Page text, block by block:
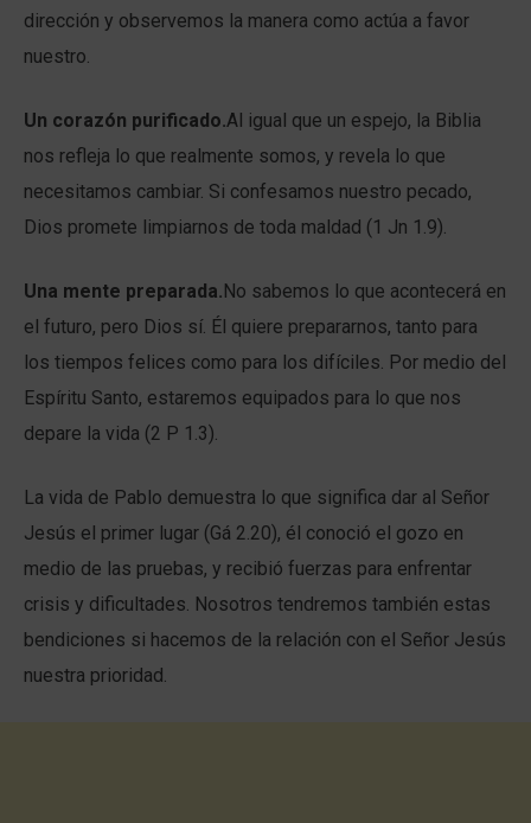
dirección y observemos la manera como actúa a favor
nuestro.
Un corazón purificado.Al igual que un espejo, la Biblia
nos refleja lo que realmente somos, y revela lo que
necesitamos cambiar. Si confesamos nuestro pecado,
Dios promete limpiarnos de toda maldad (1 Jn 1.9).
Una mente preparada.No sabemos lo que acontecerá en
el futuro, pero Dios sí. Él quiere prepararnos, tanto para
los tiempos felices como para los difíciles. Por medio del
Espíritu Santo, estaremos equipados para lo que nos
depare la vida (2 P 1.3).
La vida de Pablo demuestra lo que significa dar al Señor
Jesús el primer lugar (Gá 2.20), él conoció el gozo en
medio de las pruebas, y recibió fuerzas para enfrentar
crisis y dificultades. Nosotros tendremos también estas
bendiciones si hacemos de la relación con el Señor Jesús
nuestra prioridad.